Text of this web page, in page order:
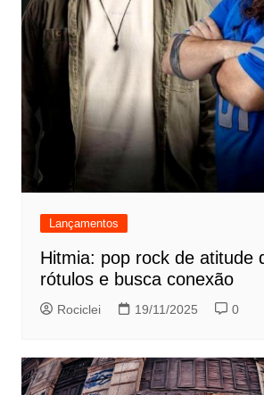
Lançamentos
Hitmia: pop rock de atitude
rótulos e busca conexão
Rociclei 19/11/2025 0